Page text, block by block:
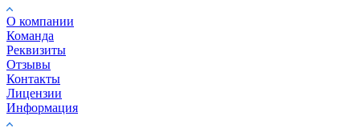
О компании
Команда
Реквизиты
Отзывы
Контакты
Лицензии
Информация